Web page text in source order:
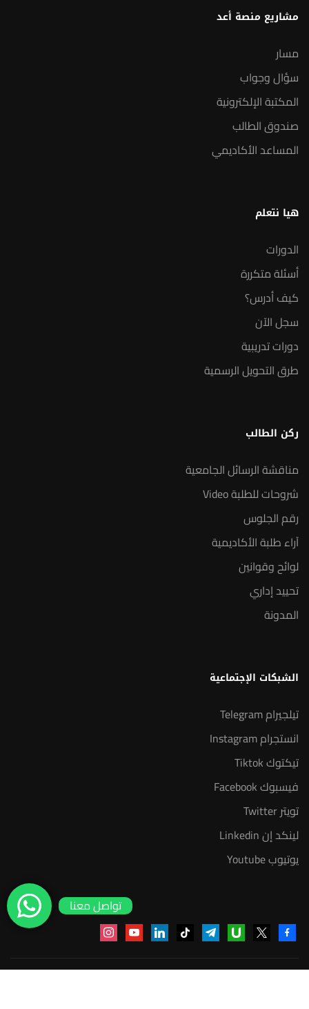
مشاريع منصة أعد
مسار
سؤال وجواب
المكتبة الإلكترونية
صندوق الطالب
المساعد الأكاديمي
هيا نتعلم
الدورات
أسئلة متكررة
كيف أدرس؟
سجل الآن
دورات تدريبية
طرق التحويل الرسمية
ركن الطالب
مناقشة الرسائل الجامعية
شروحات للطلبة Video
رقم الجلوس
آراء طلبة الأكاديمية
لوائح وقوانين
تحييد إداري
المدونة
الشبكات الإجتماعية
تيلجيرام Telegram
انستجرام Instagram
تيكتوك Tiktok
فيسبوك Facebook
تويتر Twitter
لينكد إن Linkedin
يوتيوب Youtube
facebook-
x
udemy
telegram
tiktok
linkedin
youtube
instagram
تواصل معنا